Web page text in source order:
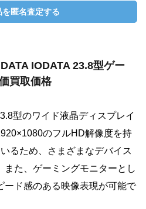
IODATA 23.8型ゲー
買取価格
型のワイド液晶ディスプレイ
のフルHD解像度を持
るため、さまざまなデバイス
また、ゲーミングモニターとし
ード感のある映像表現が可能で